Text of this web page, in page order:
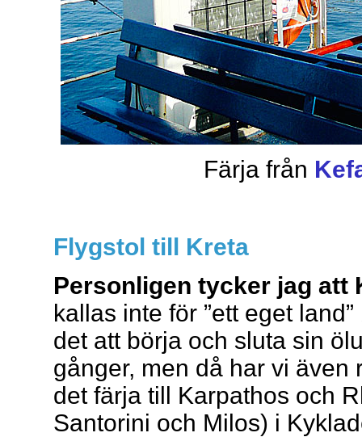
Färja från
Flygstol till Kreta
Personligen tycker jag att
kallas inte för ”ett eget
det att börja och sluta sin
gånger, men då har vi även
det färja till Karpathos och
Santorini och Milos) i